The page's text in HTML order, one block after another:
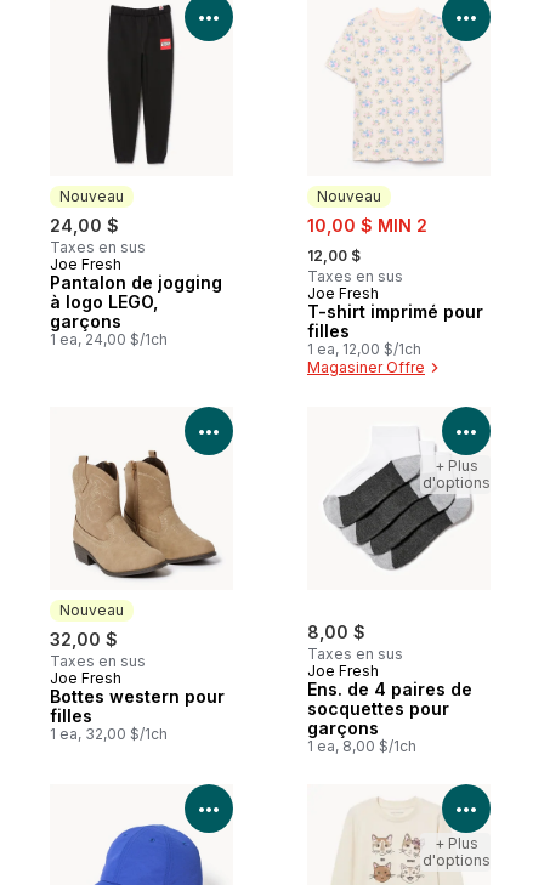
Nouveau
24,00 $
Taxes en sus
Nouveau
Joe Fresh
Pantalon de jogging
à logo LEGO,
garçons
1 ea, 24,00 $/1ch
Voir les détails du produit
Nouveau
sale:
10,00 $ MIN 2
, formerly:
12,00 $
Taxes en sus
Nouveau
Joe Fresh
T-shirt imprimé pour
filles
1 ea, 12,00 $/1ch
Magasiner Offre
Voir
Nouveau
32,00 $
Taxes en sus
Nouveau
Joe Fresh
Bottes western pour
filles
1 ea, 32,00 $/1ch
Voir les détails du produit
8,00 $
Taxes en sus
Joe Fresh
Ens. de 4 paires de
socquettes pour
garçons
1 ea, 8,00 $/1ch
Voir
+ Plus
d'options
Voir les détails du produit Voir
+ Plus
d'options